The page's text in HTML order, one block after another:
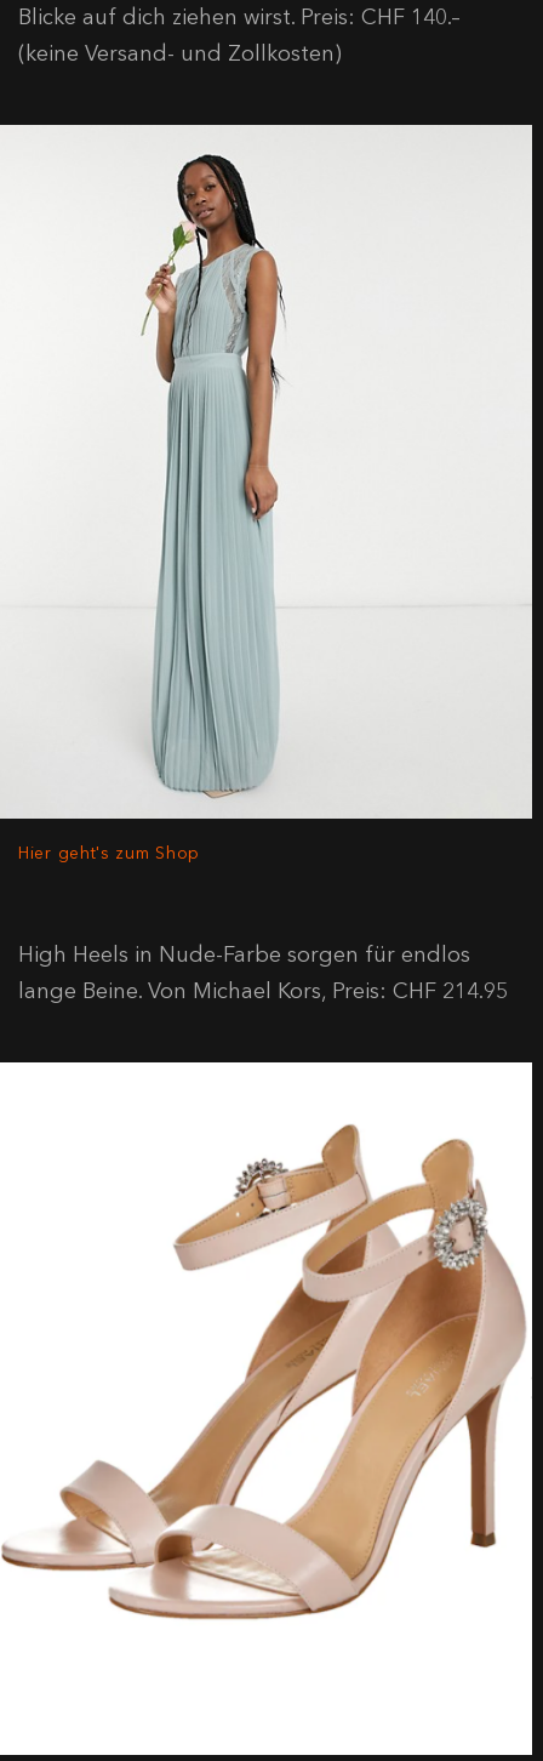
Blicke auf dich ziehen wirst. Preis: CHF 140.–
(keine Versand- und Zollkosten)
Hier geht's zum Shop
High Heels in Nude-Farbe sorgen für endlos
lange Beine. Von Michael Kors, Preis: CHF 214.95